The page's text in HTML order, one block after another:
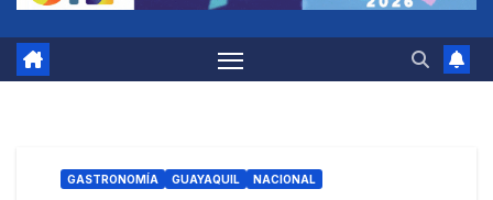
GASTRONOMÍA GUAYAQUIL NACIONAL